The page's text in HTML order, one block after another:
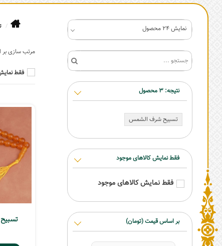
فقط
تسبیح 33 دانه عقیق
نمایش 24 محصول
نتیجه: 3 محصول
تسبیح شرف الشمس
فقط نمایش کالاهای موجود
فقط نمایش کالاهای موجود
بر اساس قیمت (تومان)